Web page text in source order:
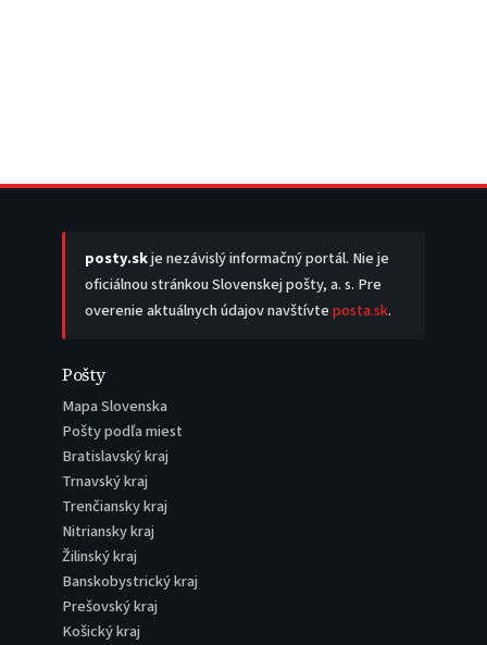
posty.skje nezávislý informačný portál. Nie je
oficiálnou stránkou Slovenskej pošty, a. s. Pre
overenie aktuálnych údajov navštívteposta.sk.
Pošty
Mapa Slovenska
Pošty podľa miest
Bratislavský kraj
Trnavský kraj
Trenčiansky kraj
Nitriansky kraj
Žilinský kraj
Banskobystrický kraj
Prešovský kraj
Košický kraj